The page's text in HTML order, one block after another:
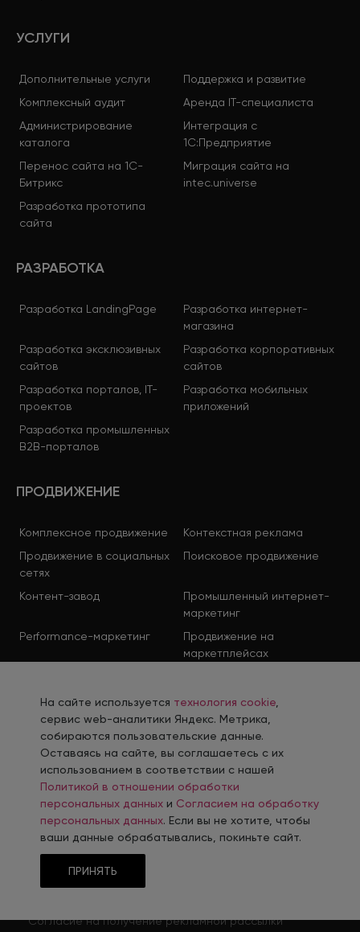
УСЛУГИ
Дополнительные услуги
Поддержка и развитие
Комплексный аудит
Аренда IT-специалиста
Администрирование
каталога
Интеграция с
1С:Предприятие
Перенос сайта на 1С-
Битрикс
Миграция сайта на
intec.universe
Разработка прототипа
сайта
РАЗРАБОТКА
Разработка LandingPage
Разработка интернет-
магазина
Разработка эксклюзивных
сайтов
Разработка корпоративных
сайтов
Разработка порталов, IT-
проектов
Разработка мобильных
приложений
Разработка промышленных
B2B-порталов
ПРОДВИЖЕНИЕ
Комплексное продвижение
Контекстная реклама
Продвижение в социальных
сетях
Поисковое продвижение
Контент-завод
Промышленный интернет-
маркетинг
Performance-маркетинг
Продвижение на
маркетплейсах
Политика в отношении обработки персональных
данных
Согласие на обработку персональных данных
Согласие на обработку персональных данных
соискателя
Согласие на получение рекламной рассылки
На сайте используется технология cookie
сервис web-аналитики Яндекс. Метрика,
собираются пользовательские данные.
Оставаясь на сайте, вы соглашаетесь с их
использованием в соответствии с нашей
Политикой в отношении обработки
персональных данных и Согласием на обработку
персональных данных. Если вы не хотите, чтобы
ваши данные обрабатывались, покиньте сайт.
ПРИНЯТЬ